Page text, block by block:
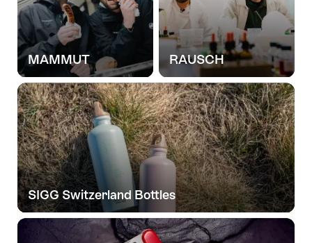
MAMMUT RAUSCH
SIGG Switzerland Bottles